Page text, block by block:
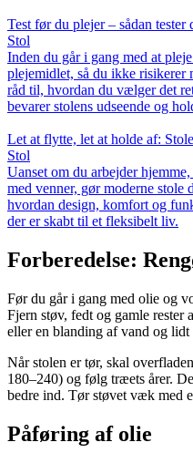
Test før du plejer – sådan
Stol
Inden du går i gang med at
plejemidlet, så du ikke risikerer
råd til, hvordan du vælger det
bevarer stolens udseende og
Let at flytte, let at holde af:
Stol
Uanset om du arbejder
med venner, gør moderne stole
hvordan design, komfort og
der er skabt til et fleksibelt liv.
Forberedelse:
Før du går i gang med olie og
Fjern støv, fedt og gamle
eller en blanding af vand og
Når stolen er tør, skal
180–240) og følg træets årer.
bedre ind. Tør støvet væk med
Påføring af olie